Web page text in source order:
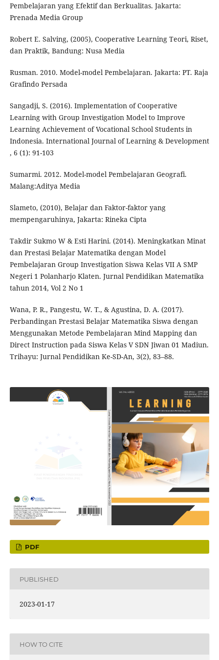
Pembelajaran yang Efektif dan Berkualitas. Jakarta:
Prenada Media Group
Robert E. Salving, (2005), Cooperative Learning Teori, Riset,
dan Praktik, Bandung: Nusa Media
Rusman. 2010. Model-model Pembelajaran. Jakarta: PT. Raja
Grafindo Persada
Sangadji, S. (2016). Implementation of Cooperative
Learning with Group Investigation Model to Improve
Learning Achievement of Vocational School Students in
Indonesia. International Journal of Learning & Development
, 6 (1): 91-103
Sumarmi. 2012. Model-model Pembelajaran Geografi.
Malang:Aditya Media
Slameto, (2010), Belajar dan Faktor-faktor yang
mempengaruhinya, Jakarta: Rineka Cipta
Takdir Sukmo W & Esti Harini. (2014). Meningkatkan Minat
dan Prestasi Belajar Matematika dengan Model
Pembelajaran Group Investigation Siswa Kelas VII A SMP
Negeri 1 Polanharjo Klaten. Jurnal Pendidikan Matematika
tahun 2014, Vol 2 No 1
Wana, P. R., Pangestu, W. T., & Agustina, D. A. (2017).
Perbandingan Prestasi Belajar Matematika Siswa dengan
Menggunakan Metode Pembelajaran Mind Mapping dan
Direct Instruction pada Siswa Kelas V SDN Jiwan 01 Madiun.
Trihayu: Jurnal Pendidikan Ke-SD-An, 3(2), 83–88.
PDF
PUBLISHED
2023-01-17
HOW TO CITE